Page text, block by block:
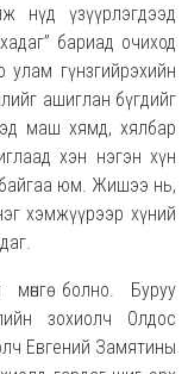
нүд үзүүрлэгдээд
бариад очиход
улам гүнзгийрэхийн
ашиглан бүгдийг
маш хямд, хялбар
хэн нэгэн хүн
юм. Жишээ нь,
хэмжүүрээр хүний
болно. Буруу
зохиолч Олдос
Евгений Замятины